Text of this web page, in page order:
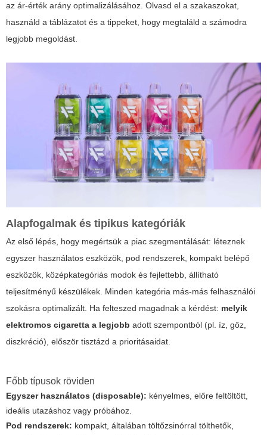
az ár-érték arány optimalizálásához. Olvasd el a szakaszokat,
használd a táblázatot és a tippeket, hogy megtaláld a számodra
legjobb megoldást.
Alapfogalmak és tipikus kategóriák
Az első lépés, hogy megértsük a piac szegmentálását: léteznek
egyszer használatos eszközök, pod rendszerek, kompakt belépő
eszközök, középkategóriás modok és fejlettebb, állítható
teljesítményű készülékek. Minden kategória más-más felhasználói
szokásra optimalizált. Ha felteszed magadnak a kérdést: melyik
elektromos cigaretta a legjobb adott szempontból (pl. íz, gőz,
diszkréció), először tisztázd a prioritásaidat.
Főbb típusok röviden
Egyszer használatos (disposable): kényelmes, előre feltöltött,
ideális utazáshoz vagy próbához.
Pod rendszerek: kompakt, általában töltőzsinórral tölthetők,